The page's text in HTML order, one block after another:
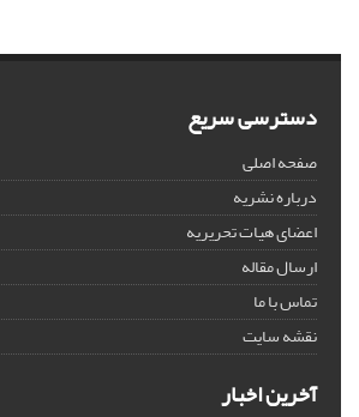
دسترسی سریع
صفحه اصلی
درباره نشریه
اعضای هیات تحریریه
ارسال مقاله
تماس با ما
نقشه سایت
آخرین اخبار